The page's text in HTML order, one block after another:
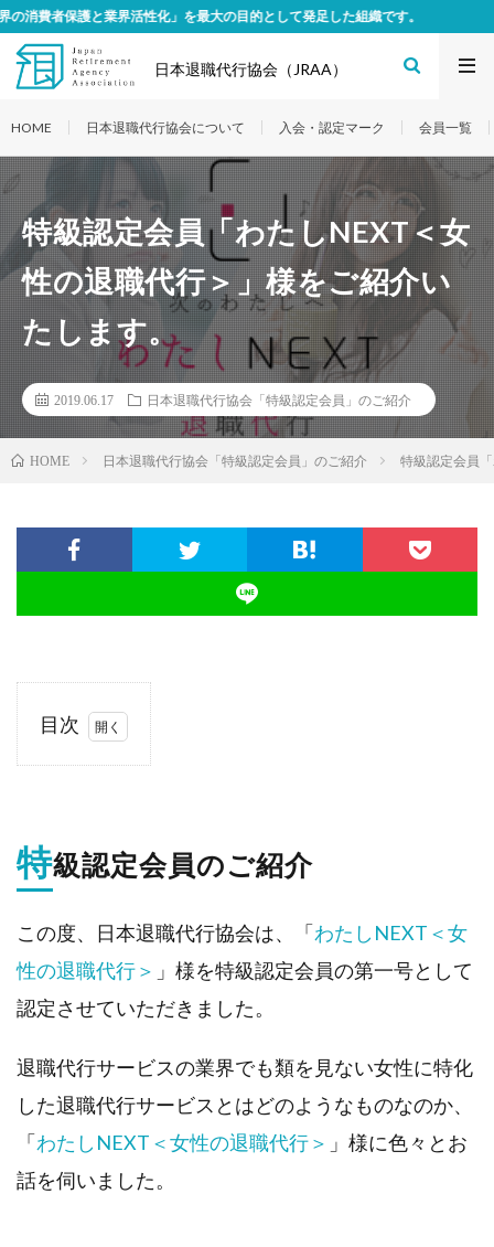
界活性化」を最大の目的として発足した組織です。
日本退職代行協会（JRAA）
HOME 日本退職代行協会について 入会・認定マーク 会員一覧
特級認定会員「わたしNEXT＜女
性の退職代行＞」様をご紹介い
たします。
2019.06.17 日本退職代行協会「特級認定会員」のご紹介
HOME 日本退職代行協会「特級認定会員」のご紹介 特級認定会員
目次
1.
のご
紹介
わたし
NEXT
＜女性
の退職
代行＞
ー
1.2.
特級認定会員のご紹介
この度、日本退職代行協会は、「わたしNEXT＜女
性の退職代行＞ 」様を特級認定会員の第一号として
認定させていただきました。
退職代行サービスの業界でも類を見ない女性に特化
した退職代行サービスとはどのようなものなのか、
「わたしNEXT＜女性の退職代行＞ 」様に色々とお
話を伺いました。